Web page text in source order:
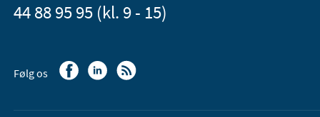
44 88 95 95 (kl. 9 - 15)
Følg os